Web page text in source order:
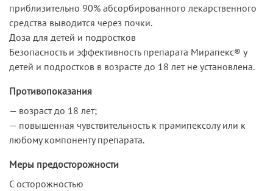
приблизительно 90% абсорбированного лекарственного
средства выводится через почки.
Доза для детей и подростков
Безопасность и эффективность препарата Мирапекс® у
детей и подростков в возрасте до 18 лет не установлена.
Противопоказания
— возраст до 18 лет;
— повышенная чувствительность к прамипексолу или к
любому компоненту препарата.
Меры предосторожности
С осторожностью